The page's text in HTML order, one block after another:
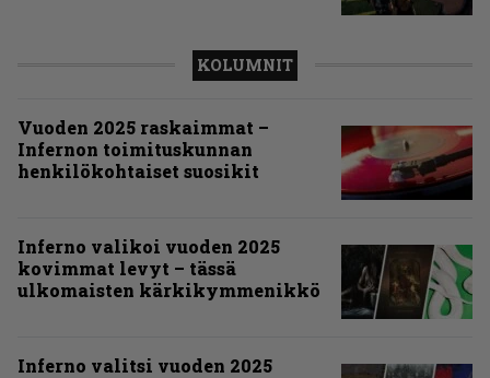
KOLUMNIT
Vuoden 2025 raskaimmat –
Infernon toimituskunnan
henkilökohtaiset suosikit
Inferno valikoi vuoden 2025
kovimmat levyt – tässä
ulkomaisten kärkikymmenikkö
Inferno valitsi vuoden 2025